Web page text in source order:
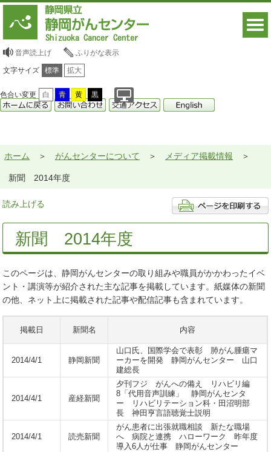
音声読上げ ふりがな表示
文字サイズ 標準 拡大
色合い変更 白 青 黄 黒
ホーム がんセンターについて メディア掲載情報
新聞 2014年度
読み上げる
新聞 2014年度
このページは、静岡がんセンターの取り組みや職員がかかわったイベ
ント・講演等が紹介された主な記事を掲載しています。紙媒体の新聞
の他、ネット上に掲載された記事や配信記事も含まれています。
掲載日 新聞名 内容
2014/4/1 静岡新聞
山口氏、国際学会で表彰 肺がん腫瘍マ
ーカーを開発 静岡がんセンター 山口
建総長
2014/4/1 産経新聞
夕刊フジ がんへの備え リハビリ編
8「代用音声訓練」 静岡がんセンタ
ー リハビリテーション科・田沼明部
長 神田亨言語聴覚士説明
2014/4/1 読売新聞
がん患者に出張就職相談 新たな職場
へ 病院と連携 ハローワーク 昨年度
導入6人が仕事 静岡がんセンター